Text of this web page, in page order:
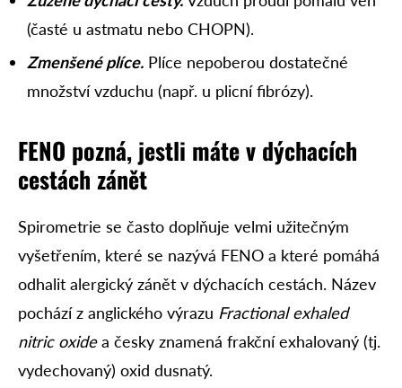
(časté u astmatu nebo CHOPN).
Zmenšené plíce. Plíce nepoberou dostatečné
množství vzduchu (např. u plicní fibrózy).
FENO pozná, jestli máte v dýchacích
cestách zánět
Spirometrie se často doplňuje velmi užitečným
vyšetřením, které se nazývá FENO a které pomáhá
odhalit alergický zánět v dýchacích cestách. Název
pochází z anglického výrazu Fractional exhaled
nitric oxidea česky znamená frakční exhalovaný (tj.
vydechovaný) oxid dusnatý.